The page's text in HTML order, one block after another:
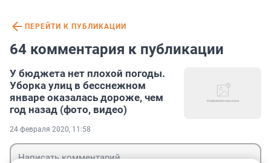
ПЕРЕЙТИ К ПУБЛИКАЦИИ
64 комментария к публикации
У бюджета нет плохой погоды.
Уборка улиц в бесснежном
январе оказалась дороже, чем
год назад (фото, видео)
24 февраля 2020, 11:58